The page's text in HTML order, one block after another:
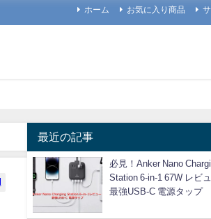
ホーム お気に入り商品
最近の記事
必見！Anker Nano
Station 6-in-1 67W レビュ
最強USB-C 電源タップ